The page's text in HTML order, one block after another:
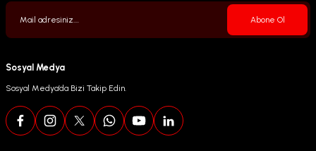
Abone Ol
Sosyal Medya
Sosyal Medya’da Bizi Takip Edin.